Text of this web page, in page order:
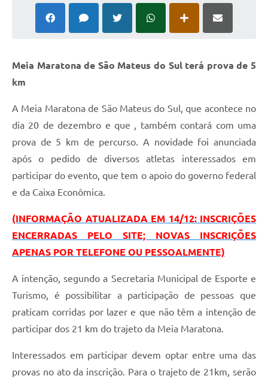
Concursos
INOVA_SÃO MATEUS DO SUL
Solicitação de Remoção 2025/2026: Instituições Escolares
Chamamento Público para Artistas Locais
Projeto Nascente Viva
Agência do Trabalhador
Previdência Complementar
Telefones Prefeitura Municipal
Telefones Postos de Saúde
Plantão das Funerárias
Meia Maratona de São Mateus do Sul terá prova de 5
km
A Meia Maratona de São Mateus do Sul, que acontece no
dia 20 de dezembro e que , também contará com uma
prova de 5 km de percurso. A novidade foi anunciada
após o pedido de diversos atletas interessados em
participar do evento, que tem o apoio do governo federal
e da Caixa Econômica.
(INFORMAÇÃO ATUALIZADA EM 14/12: INSCRIÇÕES
ENCERRADAS PELO SITE; NOVAS INSCRIÇÕES
APENAS POR TELEFONE OU PESSOALMENTE)
A intenção, segundo a Secretaria Municipal de Esporte e
Turismo, é possibilitar a participação de pessoas que
praticam corridas por lazer e que não têm a intenção de
participar dos 21 km do trajeto da Meia Maratona.
Interessados em participar devem optar entre uma das
provas no ato da inscrição. Para o trajeto de 21km, serão